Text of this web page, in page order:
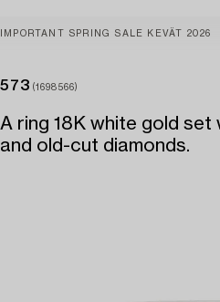
IMPORTANT SPRING SALE KEVÄT 2026
573 (1698566)
A ring 18K white gold
and old-cut diamonds.